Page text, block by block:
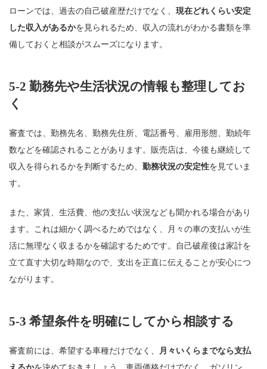
ローンでは、過去の自己破産歴だけでなく、 現在どれくらい安定
した収入があるかを見られるため、収入の流れがわかる書類を準
備しておくと相談がスムーズになります。
5-2 勤務先や生活状況の情報も整理してお
く
審査では、勤務先名、勤務先住所、電話番号、雇用形態、勤続年
数などを確認されることがあります。販売店は、今後も継続して
収入を得られるかを判断するため、 勤務状況の安定性を見ていま
す。
また、家賃、生活費、他の支払い状況なども聞かれる場合があり
ます。これは細かく調べるためではなく、月々の車の支払いが生
活に無理なく収まるかを確認するためです。自己破産後は家計を
立て直す大切な時期なので、支出を正直に伝えることが安心につ
ながります。
5-3 希望条件を明確にしてから相談する
審査前には、希望する車種だけでなく、
月々いくらまでなら支払